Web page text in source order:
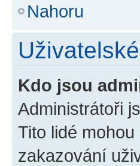
Nahoru
Kdo jsou
Administrátoři
Tito lidé
zakazování